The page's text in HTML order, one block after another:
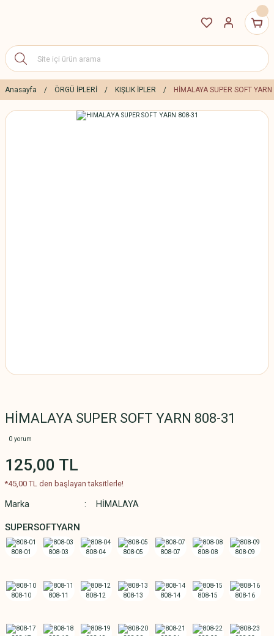
Anasayfa ÖRGÜ İPLERİ KIŞLIK İPLER HİMALAYA SUPER SOFT
HİMALAYA SUPER SOFT YARN 808-31
0 yorum
125,00 TL
*45,00 TL den başlayan taksitlerle!
Marka HİMALAYA
SUPERSOFTYARN